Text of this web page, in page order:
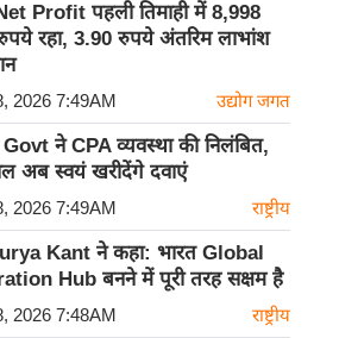
Profit पहली तिमाही में 8,998
रहा, 3.90 रुपये अंतरिम लाभांश
2026 7:49AM उद्योग जगत
ने CPA व्यवस्था की निलंबित,
अब स्वयं खरीदेंगे दवाएं
2026 7:49AM राष्ट्रीय
Kant ने कहा: भारत Global
Hub बनने में पूरी तरह सक्षम है
2026 7:48AM राष्ट्रीय